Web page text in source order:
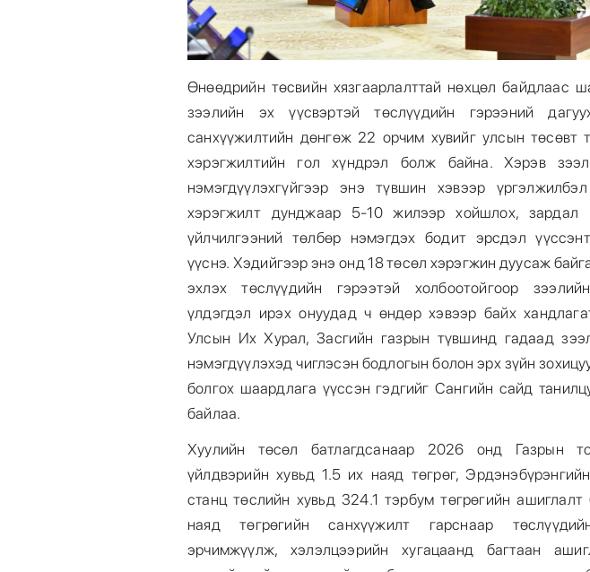
Өнөөдрийн төсвийн хязгаарлалттай нөхцөл байдлаас
зээлийн эх үүсвэртэй төслүүдийн гэрээний
санхүүжилтийн дөнгөж 22 орчим хувийг улсын төсөвт
хэрэгжилтийн гол хүндрэл болж байна. Хэрэв
нэмэгдүүлэхгүйгээр энэ түвшин хэвээр
хэрэгжилт дунджаар 5-10 жилээр хойшлох, зардал
үйлчилгээний төлбөр нэмэгдэх бодит эрсдэл
үүснэ. Хэдийгээр энэ онд 18 төсөл хэрэгжин дуусаж
эхлэх төслүүдийн гэрээтэй холбоотойгоор
үлдэгдэл ирэх онуудад ч өндөр хэвээр байх
Улсын Их Хурал, Засгийн газрын түвшинд гадаад
нэмэгдүүлэхэд чиглэсэн бодлогын болон эрх зүйн
болгох шаардлага үүссэн гэдгийг Сангийн сайд
байлаа.
Хуулийн төсөл батлагдсанаар 2026 онд Газрын
үйлдвэрийн хувьд 1.5 их наяд төгрөг,
станц төслийн хувьд 324.1 тэрбум төгрөгийн
наяд төгрөгийн санхүүжилт гарснаар
эрчимжүүлж, хэлэлцээрийн хугацаанд багтаан